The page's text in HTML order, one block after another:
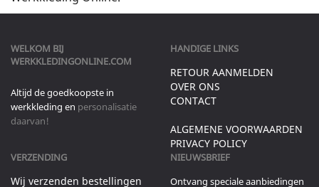
WELKOM BIJ
WERKKLEDINGONLINE.COM
Altijd de goedkoopste in
werkkleding en personalisatie
daarvan!
HANDIGE LINKS
RETOUR AANMELDEN
OVER ONS
CONTACT
ALGEMENE VOORWAARDEN
PRIVACY POLICY
VERZENDING
Wij verzenden bestellingen
NIEUWSBRIEF
Ontvang speciale aanbiedingen